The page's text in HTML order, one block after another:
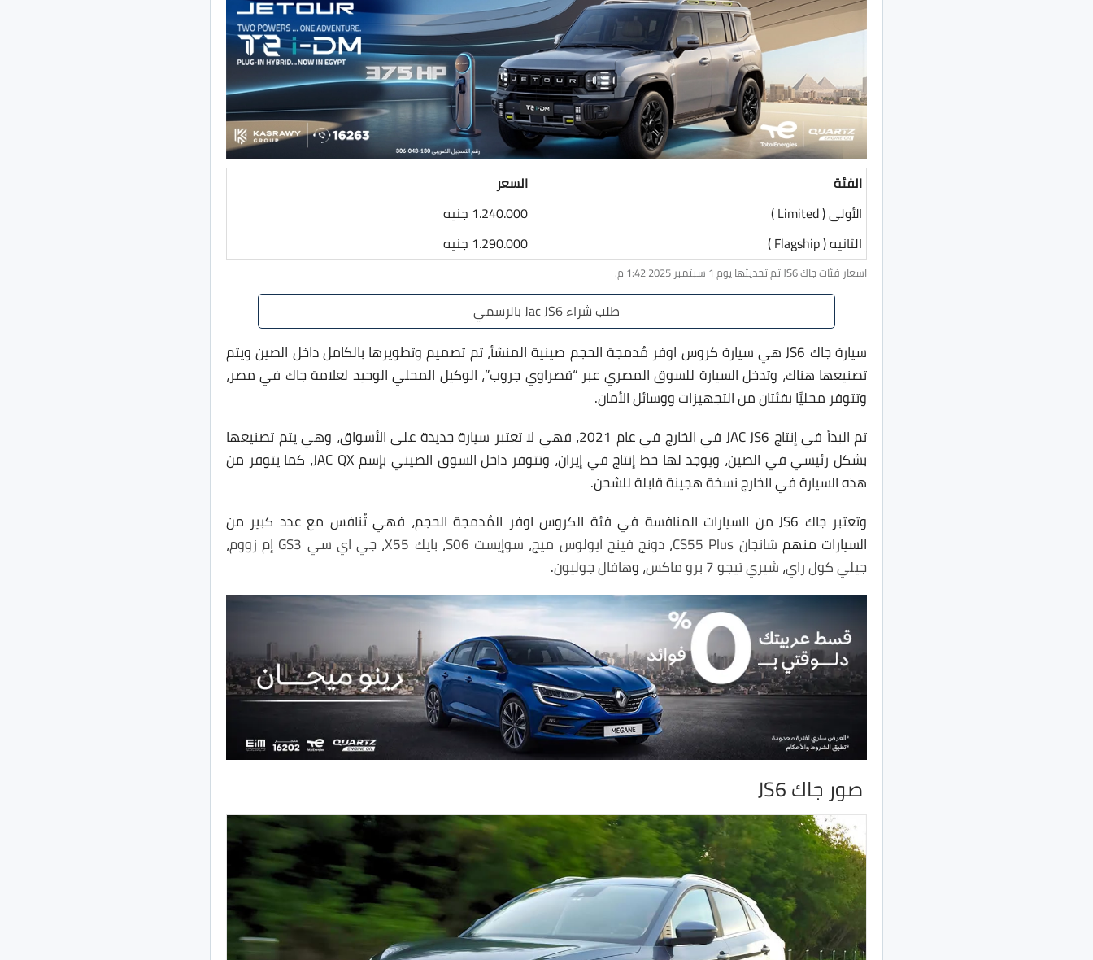
الفئة
السعر
الأولى ( Limited )
1.240.000 جنيه
الثانيه ( Flagship )
1.290.000 جنيه
اسعار فئات جاك JS6 تم تحديثها يوم 1 سبتمبر 2025 1:42 م.
طلب شراء Jac JS6 بالرسمي
سيارة جاك JS6 هي سيارة كروس اوفر مُدمجة الحجم صينية المنشأ، تم تصميم وتطويرها بالكامل داخل الصين ويتم
تصنيعها هناك، وتدخل السيارة للسوق المصري عبر “قصراوي جروب”، الوكيل المحلي الوحيد لعلامة جاك في مصر،
وتتوفر محليًا بفئتان من التجهيزات ووسائل الأمان.
تم البدأ في إنتاج JAC JS6 في الخارج في عام 2021، فهي لا تعتبر سيارة جديدة على الأسواق، وهي يتم تصنيعها
بشكل رئيسي في الصين، ويوجد لها خط إنتاج في إيران، وتتوفر داخل السوق الصيني بإسم JAC QX، كما يتوفر من
هذه السيارة في الخارج نسخة هجينة قابلة للشحن.
وتعتبر جاك JS6 من السيارات المنافسة في فئة الكروس اوفر المُدمجة الحجم، فهي تُنافس مع عدد كبير من
السيارات منهم شانجان CS55 Plus ،دونج فينج ايولوس ميج، سوإيست S06 ، بايك X55 ، جي اي سي GS3 إم زووم
،
جيلي كول راي،شيري تيجو 7 برو ماكس ، وهافال جوليون.
صور جاك JS6